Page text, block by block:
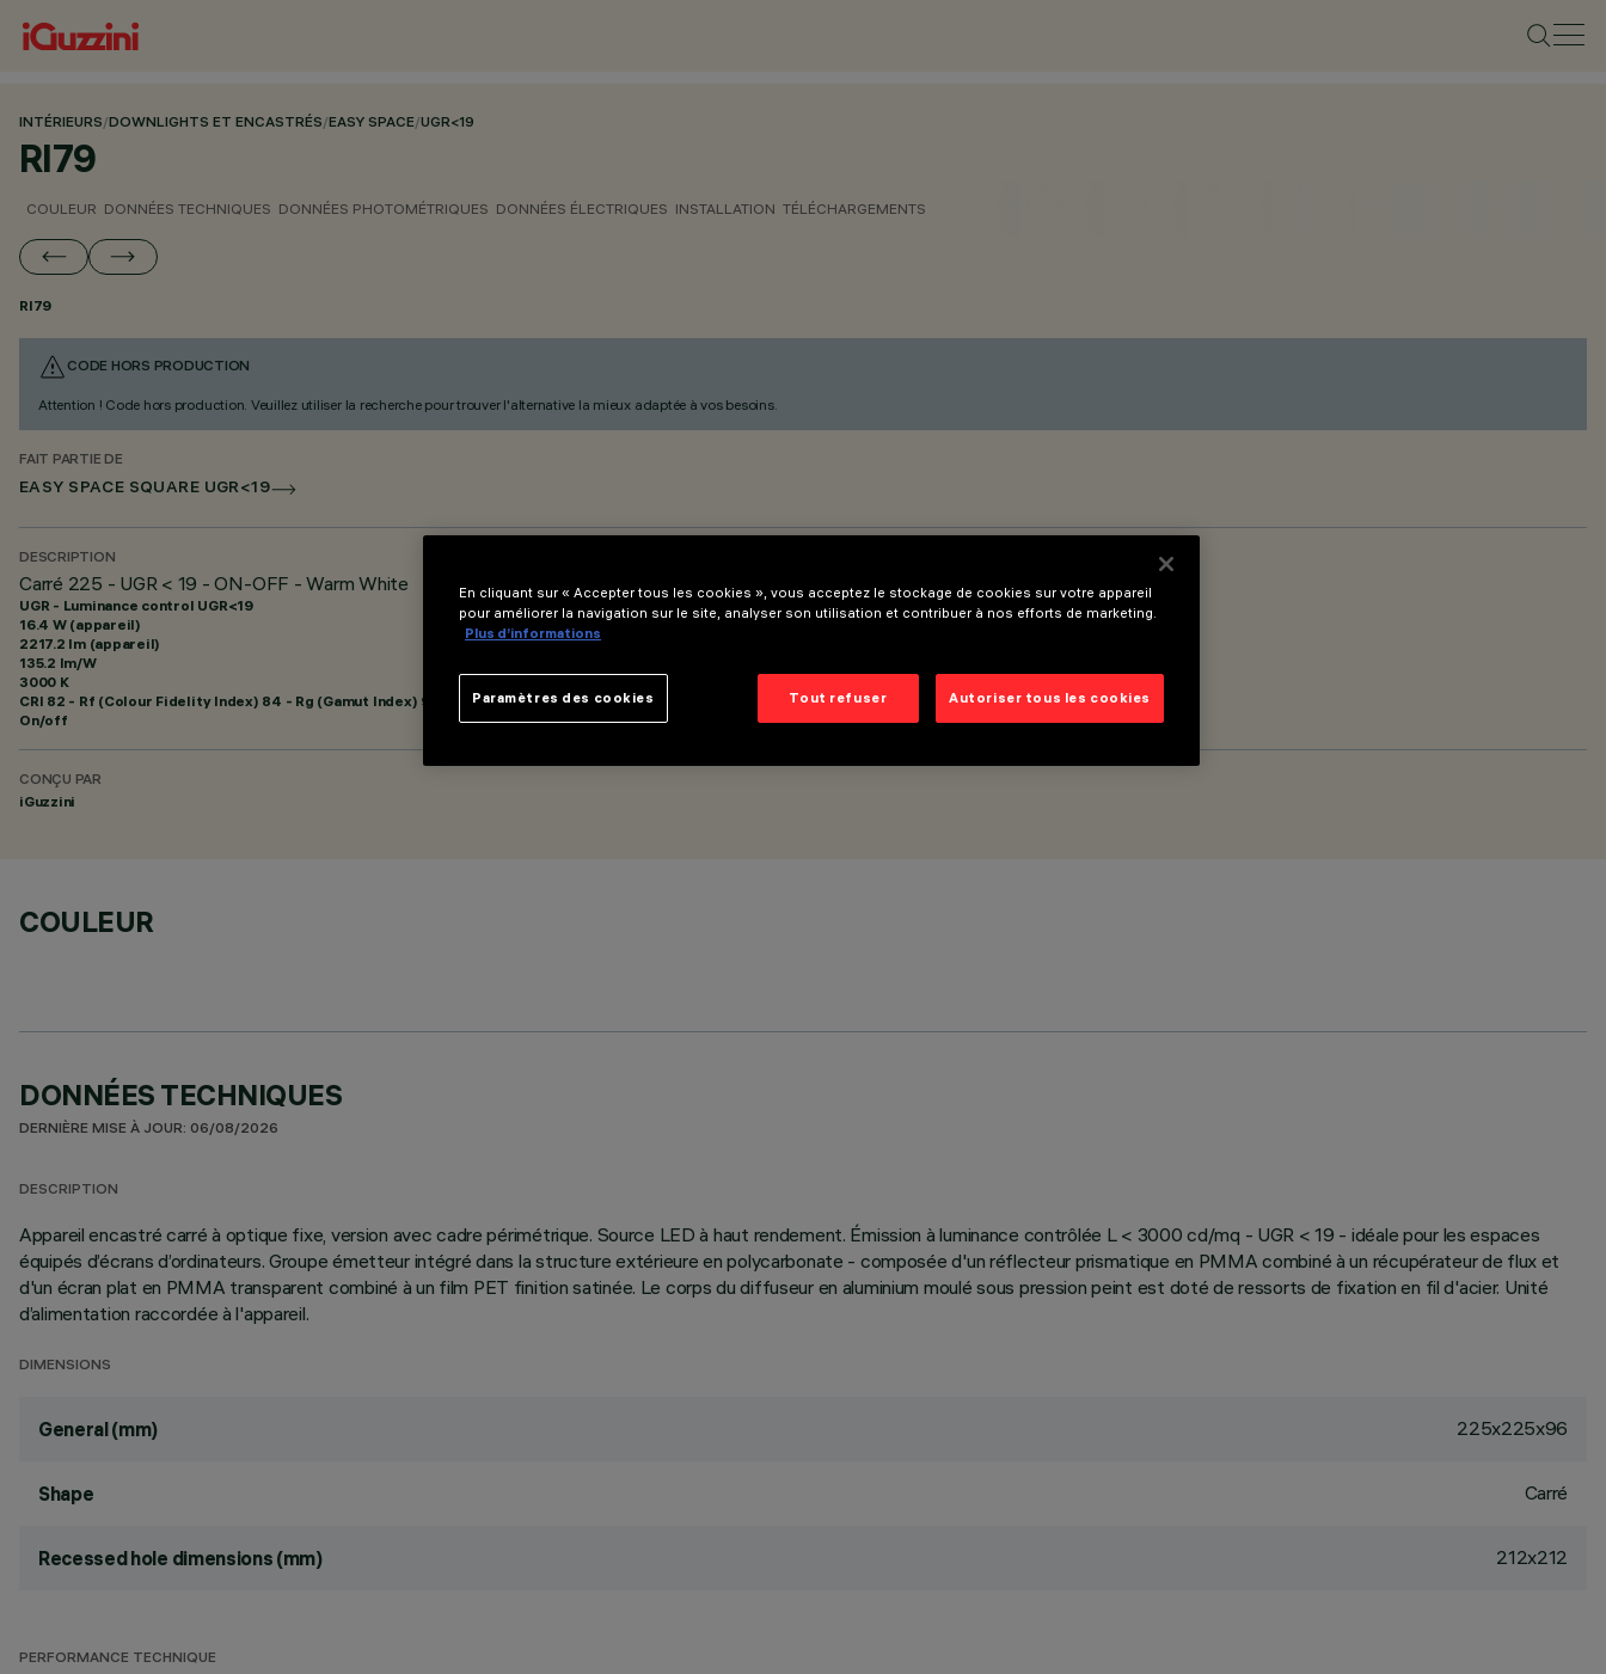
INTÉRIEURS/DOWNLIGHTS ET ENCASTRÉS/EASY SPACE/UGR<19
RI79
COULEUR DONNÉES TECHNIQUES DONNÉES PHOTOMÉTRIQUES DONNÉES ÉLECTRIQUES INSTALLATION TÉLÉCHARGEMENTS
RI79
CODE HORS PRODUCTION
Attention ! Code hors production. Veuillez utiliser la recherche pour trouver l'alternative la mieux adaptée à vos besoins.
FAIT PARTIE DE
EASY SPACE SQUARE UGR<19
DESCRIPTION
Carré 225 - UGR < 19 - ON-OFF - Warm White
UGR - Luminance control UGR<19
16.4 W (appareil)
2217.2 lm (appareil)
135.2 lm/W
3000 K
CRI 82 - Rf (Colour Fidelity Index) 84 - Rg (Gamut Index) 95
On/off
CONÇU PAR
iGuzzini
COULEUR
DONNÉES TECHNIQUES
DERNIÈRE MISE À JOUR: 06/08/2026
DESCRIPTION
Appareil encastré carré à optique fixe, version avec cadre périmétrique. Source LED à haut rendement. Émission à luminance contrôlée L < 3000 cd/mq - UGR < 19 - idéale pour les espaces
équipés d’écrans d’ordinateurs. Groupe émetteur intégré dans la structure extérieure en polycarbonate - composée d'un réflecteur prismatique en PMMA combiné à un récupérateur de flux et
d'un écran plat en PMMA transparent combiné à un film PET finition satinée. Le corps du diffuseur en aluminium moulé sous pression peint est doté de ressorts de fixation en fil d'acier. Unité
d’alimentation raccordée à l'appareil.
DIMENSIONS
General (mm) 225x225x96
Shape Carré
Recessed hole dimensions (mm) 212x212
PERFORMANCE TECHNIQUE
En cliquant sur « Accepter tous les cookies », vous acceptez le stockage de cookies sur votre appareil
pour améliorer la navigation sur le site, analyser son utilisation et contribuer à nos efforts de marketing.
Plus d’informations
Tout refuser Autoriser tous les cookies
Paramètres des cookies